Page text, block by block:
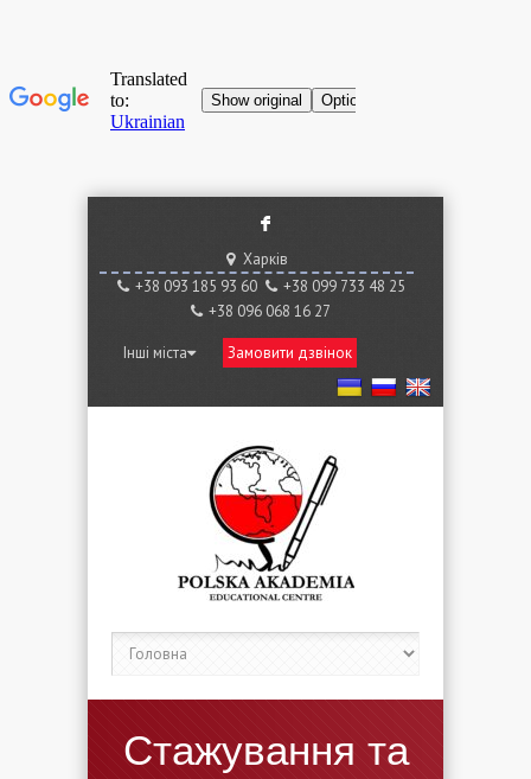
F
Харків
+38 ‎093 185 93 60
+38 ‎099 733 48 25
+38 096 068 16 27
Інші міста Замовити дзвінок
Стажування та